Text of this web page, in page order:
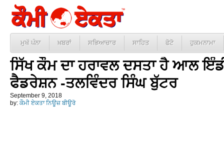
ਮੁਖੱ ਪੰਨਾ ਖ਼ਬਰਾਂ ਸਭਿਆਚਾਰ ਸਾਹਿਤ ਫੋਟੋ ਹੁਕਮਨਾਮਾ
ਸਿੱਖ ਕੌਮ ਦਾ ਹਰਾਵਲ ਦਸਤਾ ਹੈ ਆਲ
ਫੈਡਰੇਸ਼ਨ -ਤਲਵਿੰਦਰ ਸਿੰਘ ਬੁੱਟਰ
September 9, 2018
by: ਕੌਮੀ ਏਕਤਾ ਨਿਊਜ਼ ਬੀਊਰੋ